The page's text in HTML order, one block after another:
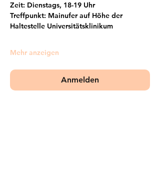
Zeit: Dienstags, 18-19 Uhr
Treffpunkt: Mainufer auf Höhe der
Haltestelle Universitätsklinikum
Mehr anzeigen
Anmelden